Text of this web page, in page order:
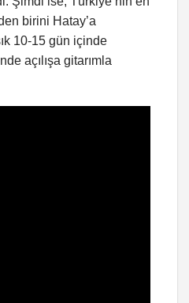
birini Hatay’a
10-15 gün içinde
açılışa gitarımla